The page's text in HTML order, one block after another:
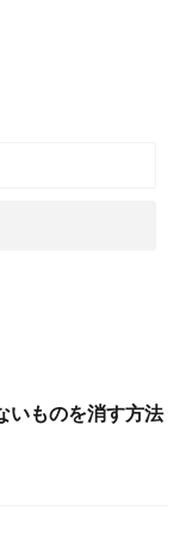
ものを消す方法